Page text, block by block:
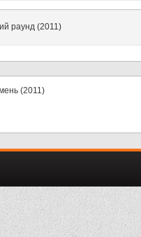
раунд (2011)
(2011)